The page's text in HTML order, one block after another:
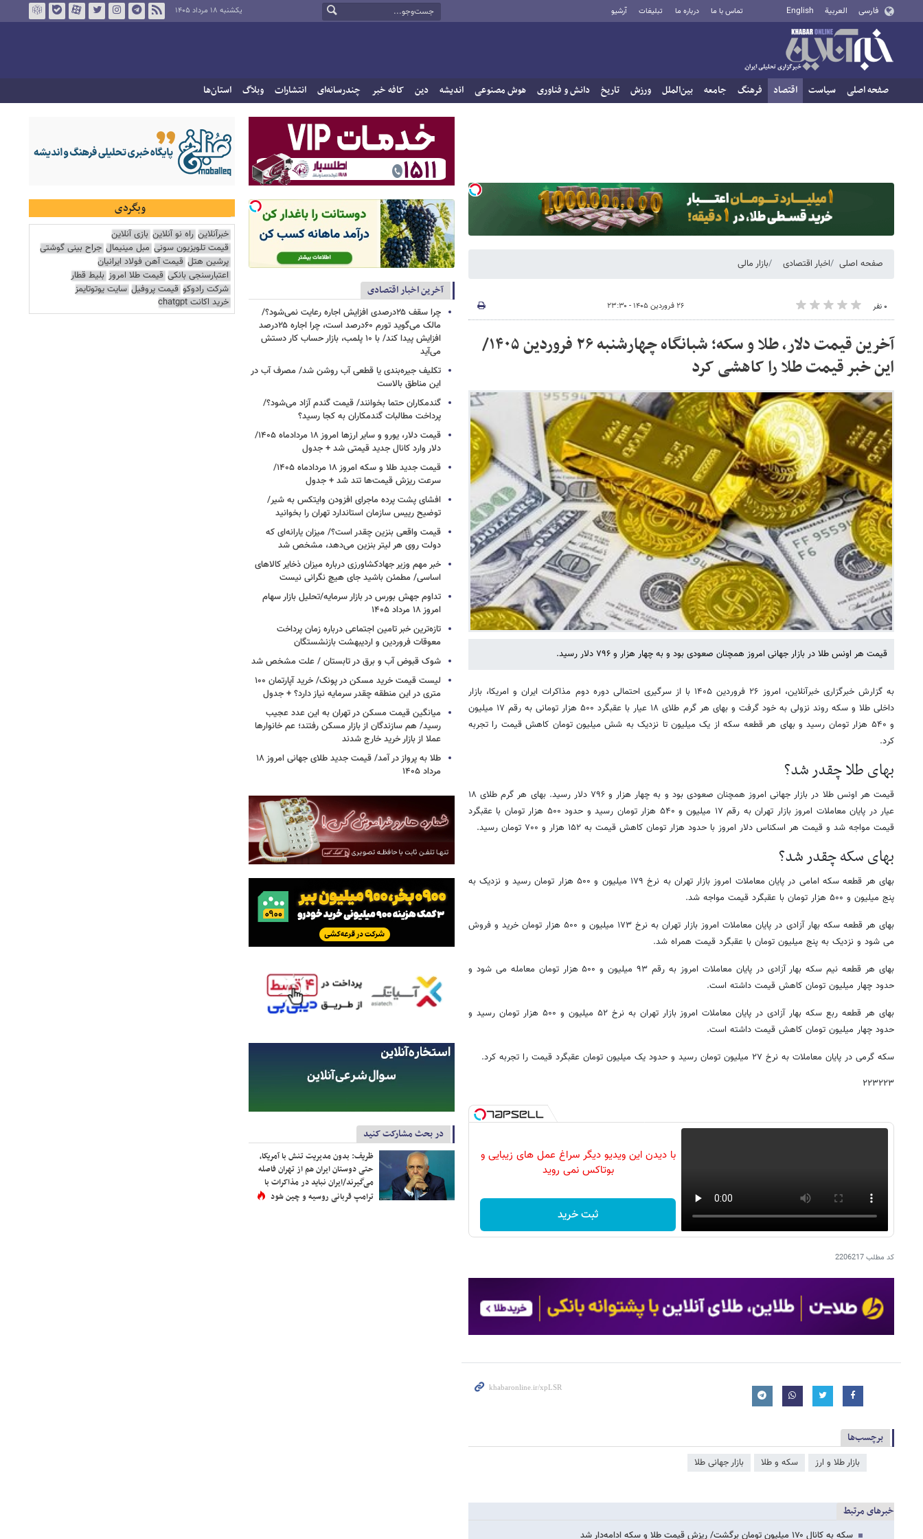
فارسی العربية English تماس با ما درباره ما تبلیغات آرشیو یکشنبه ۱۸ مرداد ۱۴۰۵
صفحه اصلی سیاست اقتصاد فرهنگ جامعه بین‌الملل ورزش تاریخ دانش و فناوری هوش مصنوعی اندیشه دین کافه خبر چندرسانه‌ای انتشارات وبلاگ استان‌ها
صفحه اصلی اخبار اقتصادی بازار مالی
۰ نفر ۲۶ فروردین ۱۴۰۵ - ۲۳:۳۰
آخرین قیمت دلار، طلا و سکه؛ شبانگاه چهارشنبه ۲۶ فروردین ۱۴۰۵/
این خبر قیمت طلا را کاهشی کرد
قیمت هر اونس طلا در بازار جهانی امروز همچنان صعودی بود و به چهار هزار و ۷۹۶ دلار رسید.
به گزارش خبرگزاری خبرآنلاین، امروز ۲۶ فروردین ۱۴۰۵ با از سرگیری احتمالی دوره دوم مذاکرات ایران و امریکا، بازار
داخلی طلا و سکه روند نزولی به خود گرفت و بهای هر گرم طلای ۱۸ عیار با عقبگرد ۵۰۰ هزار تومانی به رقم ۱۷ میلیون
و ۵۴۰ هزار تومان رسید و بهای هر قطعه سکه از یک میلیون تا نزدیک به شش میلیون تومان کاهش قیمت را تجربه
کرد.
بهای طلا چقدر شد؟
قیمت هر اونس طلا در بازار جهانی امروز همچنان صعودی بود و به چهار هزار و ۷۹۶ دلار رسید. بهای هر گرم طلای ۱۸
عیار در پایان معاملات امروز بازار تهران به رقم ۱۷ میلیون و ۵۴۰ هزار تومان رسید و حدود ۵۰۰ هزار تومان با عقبگرد
قیمت مواجه شد و قیمت هر اسکناس دلار امروز با حدود هزار تومان کاهش قیمت به ۱۵۲ هزار و ۷۰۰ تومان رسید.
بهای سکه چقدر شد؟
بهای هر قطعه سکه امامی در پایان معاملات امروز بازار تهران به نرخ ۱۷۹ میلیون و ۵۰۰ هزار تومان رسید و نزدیک به
پنج میلیون و ۵۰۰ هزار تومان با عقبگرد قیمت مواجه شد.
بهای هر قطعه سکه بهار آزادی در پایان معاملات امروز بازار تهران به نرخ ۱۷۳ میلیون و ۵۰۰ هزار تومان خرید و فروش
می شود و نزدیک به پنج میلیون تومان با عقبگرد قیمت همراه شد.
بهای هر قطعه نیم سکه بهار آزادی در پایان معاملات امروز به رقم ۹۳ میلیون و ۵۰۰ هزار تومان معامله می شود و
حدود چهار میلیون تومان کاهش قیمت داشته است.
بهای هر قطعه ربع سکه بهار آزادی در پایان معاملات امروز بازار تهران به نرخ ۵۲ میلیون و ۵۰۰ هزار تومان رسید و
حدود چهار میلیون تومان کاهش قیمت داشته است.
سکه گرمی در پایان معاملات به نرخ ۲۷ میلیون تومان رسید و حدود یک میلیون تومان عقبگرد قیمت را تجربه کرد.
۲۲۳۲۲۳
با دیدن این ویدیو دیگر سراغ عمل های زیبایی و
بوتاکس نمی روید
ثبت خرید
کد مطلب2206217
برچسب‌ها
بازار طلا و ارز سکه و طلا بازار جهانی طلا
خبرهای مرتبط
سکه به کانال ۱۷۰ میلیون تومان برگشت/ ریزش قیمت طلا و سکه ادامه‌دار شد
آخرین اخبار اقتصادی
چرا سقف ۲۵درصدی افزایش اجاره رعایت نمی‌شود؟/
مالک می‌گوید تورم ۶۰درصد است، چرا اجاره ۲۵درصد
افزایش پیدا کند/ با ۱۰ پلمب، بازار حساب کار دستش
می‌آید
تکلیف جیره‌بندی یا قطعی آب روشن شد/ مصرف آب در
این مناطق بالاست
گندمکاران حتما بخوانند/ قیمت گندم آزاد می‌شود؟/
پرداخت مطالبات گندمکاران به کجا رسید؟
قیمت دلار، یورو و سایر ارزها امروز ۱۸ مردادماه ۱۴۰۵/
دلار وارد کانال جدید قیمتی شد + جدول
قیمت جدید طلا و سکه امروز ۱۸ مردادماه ۱۴۰۵/
سرعت ریزش قیمت‌ها تند شد + جدول
افشای پشت پرده ماجرای افزودن وایتکس به شیر/
توضیح رییس سازمان استاندارد تهران را بخوانید
قیمت واقعی بنزین چقدر است؟/ میزان یارانه‌ای که
دولت روی هر لیتر بنزین می‌دهد، مشخص شد
خبر مهم وزیر جهادکشاورزی درباره میزان ذخایر کالاهای
اساسی/ مطمئن باشید جای هیچ نگرانی نیست
تداوم جهش بورس در بازار سرمایه/تحلیل بازار سهام
امروز ۱۸ مرداد ۱۴۰۵
تازه‌ترین خبر تامین اجتماعی درباره زمان پرداخت
معوقات فروردین و اردیبهشت بازنشستگان
شوک قبوض آب و برق در تابستان / علت مشخص شد
لیست قیمت خرید مسکن در پونک/ خرید آپارتمان ۱۰۰
متری در این منطقه چقدر سرمایه نیاز دارد؟ + جدول
میانگین قیمت مسکن در تهران به این عدد عجیب
رسید/ هم سازندگان از بازار مسکن رفتند؛ عم خانوارها
عملا از بازار خرید خارج شدند
طلا به پرواز در آمد/ قیمت جدید طلای جهانی امروز ۱۸
مرداد ۱۴۰۵
در بحث مشارکت کنید
ظریف: بدون مدیریت تنش با آمریکا،
حتی دوستان ایران هم از تهران فاصله
می‌گیرند/ایران نباید در مذاکرات با
ترامپ قربانی روسیه و چین شود
وبگردی
خبرآنلاین راه نو آنلاین بازی آنلاین
قیمت تلویزیون سونی مبل مینیمال جراح بینی گوشتی
پرشین هتل قیمت آهن فولاد ایرانیان
اعتبارسنجی بانکی قیمت طلا امروز بلیط قطار
شرکت رادوکو قیمت پروفیل سایت یوتوتایمز
خرید اکانت chatgpt